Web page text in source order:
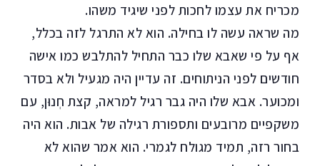
מכריח את עצמו לחכות לפני שיגיד משהו.
מה שראה עשה לו בחילה. הוא לא התרגל לזה בכלל,
אף על פי שאבא שלו כבר התחיל להתלבש כמו אישה
חודשים לפני הניתוחים. זה עדיין היה מגעיל ולא בסדר
ומכוער. אבא שלו היה גבר רגיל למראה, קצת חְנוּן, עם
משקפיים מרובעים ותספורת רגילה של אבות. הוא היה
בחור רזה, תמיד מגולח לגמרי. הוא אמר שהוא לא